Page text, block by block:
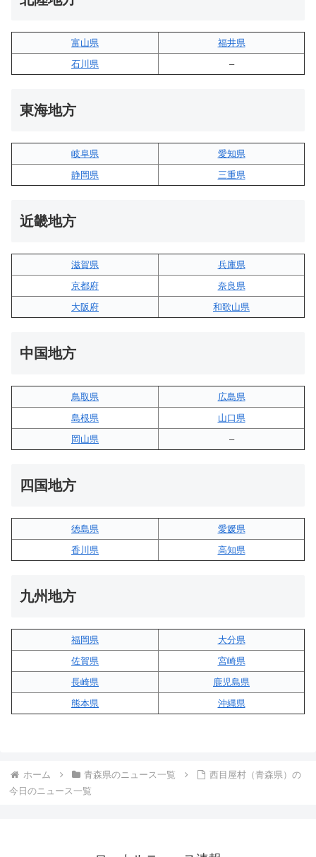
富山県
福井県
石川県
–
東海地方
岐阜県
愛知県
静岡県
三重県
近畿地方
滋賀県
兵庫県
京都府
奈良県
大阪府
和歌山県
中国地方
鳥取県
広島県
島根県
山口県
岡山県
–
四国地方
徳島県
愛媛県
香川県
高知県
九州地方
福岡県
大分県
佐賀県
宮崎県
長崎県
鹿児島県
熊本県
沖縄県
ホーム 青森県のニュース一覧
西目屋村（青森県）の
今日のニュース一覧